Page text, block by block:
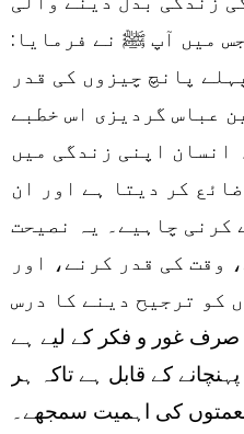
میں آپ ﷺ نے فرمایا:
پانچ چیزوں کی قدر
عباس گردیزی اس خطبے
انسان اپنی زندگی میں
کر دیتا ہے اور ان
کرنی چاہیے۔ یہ نصیحت
وقت کی قدر کرنے، اور
کو ترجیح دینے کا درس
صرف غور و فکر کے لیے ہے
کے قابل ہے تاکہ ہر
کی اہمیت سمجھے۔